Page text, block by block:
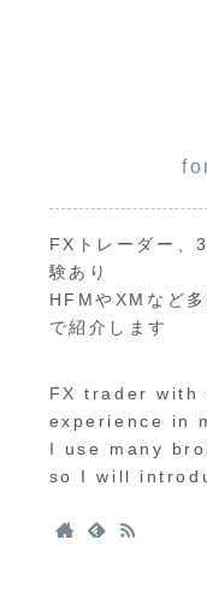
FXトレーダー、
験あり
HFMやXMなど
で紹介します
FX trader with
experience in
I use many
so I will